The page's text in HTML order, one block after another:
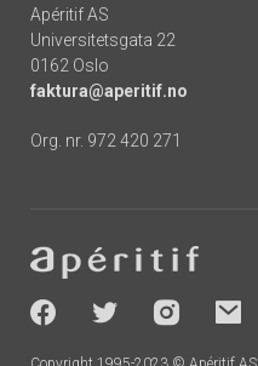
Apéritif AS
Universitetsgata 22
0162 Oslo
faktura@aperitif.no
Org. nr. 972 420 271
-
socials